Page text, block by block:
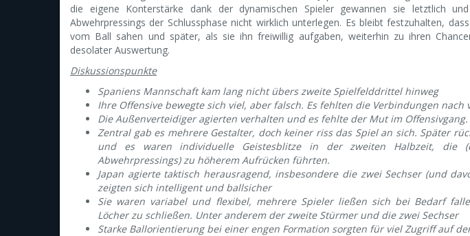
die eigene Konterstärke dank der dynamischen Spieler gewannen sie letztlich
Abwehrpressings der Schlussphase nicht wirklich unterlegen. Es bleibt festzuhalten,
vom Ball sahen und später, als sie ihn freiwillig aufgaben, weiterhin zu ihren
desolater Auswertung.
Diskussionspunkte
Spaniens Mannschaft kam lang nicht übers zweite Spielfelddrittel hinweg
Ihre Offensive bewegte sich viel, aber falsch. Es fehlten die Verbindungen nach
Die Außenverteidiger agierten verhalten und es fehlte der Mut im Offensivgang.
Zentral gab es mehrere Gestalter, doch keiner riss das Spiel an sich. Später
und es waren individuelle Geistesblitze in der zweiten Halbzeit, die
Abwehrpressings) zu höherem Aufrücken führten.
Japan agierte taktisch herausragend, insbesondere die zwei Sechser (und
zeigten sich intelligent und ballsicher
Sie waren variabel und flexibel, mehrere Spieler ließen sich bei Bedarf
Löcher zu schließen. Unter anderem der zweite Stürmer und die zwei Sechser
Starke Ballorientierung bei einer engen Formation sorgten für viel Zugriff auf